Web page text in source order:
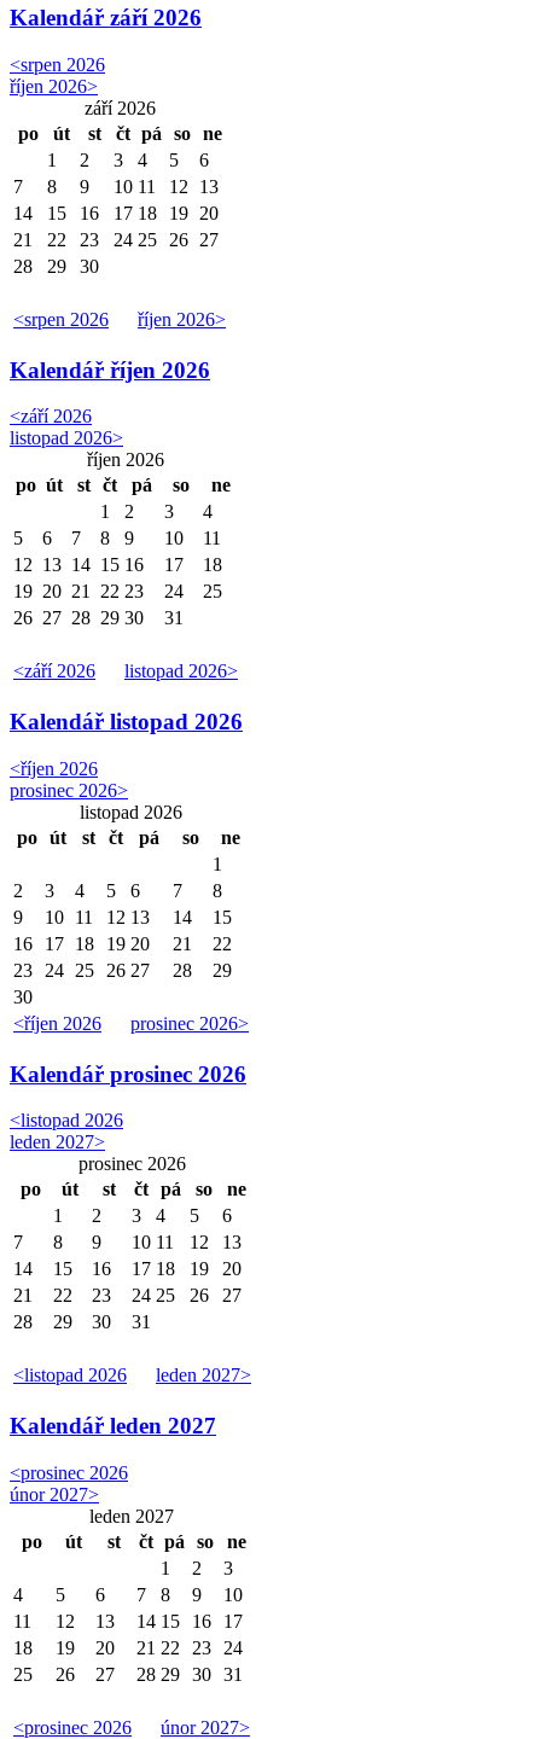
Kalendář září 2026
<srpen 2026
říjen 2026>
září 2026
po
út st čt pá so ne
<srpen 2026 říjen 2026>
1 2 3 4 5
6
7
8 9 10 11 12
13
14
15 16 17 18 19 20
21
22 23 24 25 26 27
28
29 30
Kalendář říjen 2026
<září 2026
listopad 2026>
říjen 2026
po út st čt pá so ne
<září 2026 listopad 2026>
1 2 3
4
5
6 7 8 9 10
11
12 13 14 15 16 17
18
19 20 21 22 23 24
25
26 27 28 29 30 31
Kalendář listopad 2026
<říjen 2026
prosinec 2026>
listopad 2026
po
út st čt pá so ne
<říjen 2026 prosinec 2026>
1
2
3 4 5 6 7
8
9
10 11 12 13 14
15
16
17 18 19 20 21
22
23
24 25 26 27 28
29
30
Kalendář prosinec 2026
<listopad 2026
leden 2027>
prosinec 2026
po
út st čt pá so ne
<listopad 2026 leden 2027>
1 2 3 4 5
6
7
8 9 10 11 12
13
14
15 16 17 18 19
20
21
22 23 24 25 26
27
28
29 30 31
Kalendář leden 2027
<prosinec 2026
únor 2027>
leden 2027
po
út st čt pá so ne
<prosinec 2026 únor 2027>
1 2
3
4
5 6 7 8 9
10
11
12 13 14 15 16
17
18
19 20 21 22 23
24
25
26 27 28 29 30 31